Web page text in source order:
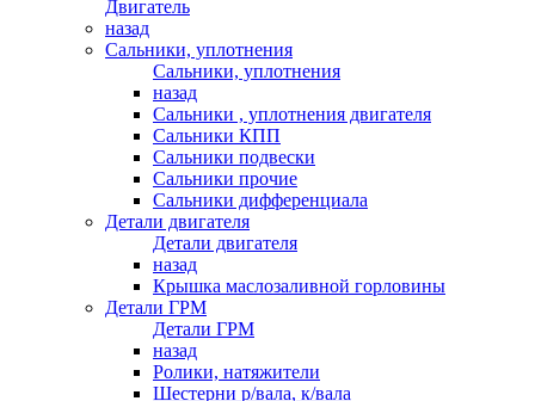
Двигатель
назад
Сальники, уплотнения
Сальники, уплотнения
назад
Сальники , уплотнения двигателя
Сальники КПП
Сальники подвески
Сальники прочие
Сальники дифференциала
Детали двигателя
Детали двигателя
назад
Крышка маслозаливной горловины
Детали ГРМ
Детали ГРМ
назад
Ролики, натяжители
Шестерни р/вала, к/вала